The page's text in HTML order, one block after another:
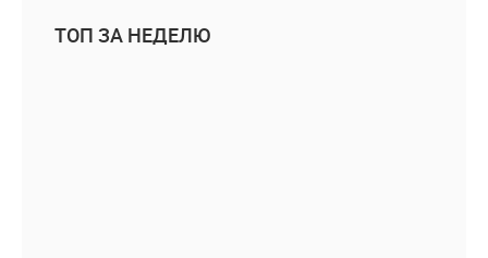
ТОП ЗА НЕДЕЛЮ